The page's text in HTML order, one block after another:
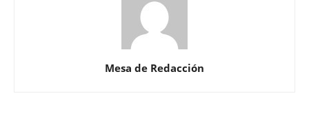
Mesa de Redacción